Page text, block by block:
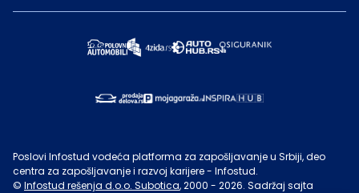
Poslovi Infostud vodeća platforma za zapošljavanje u Srbiji, deo
centra za zapošljavanje i razvoj karijere - Infostud.
© Infostud rešenja d.o.o. Subotica, 2000 - 2026. Sadržaj sajta